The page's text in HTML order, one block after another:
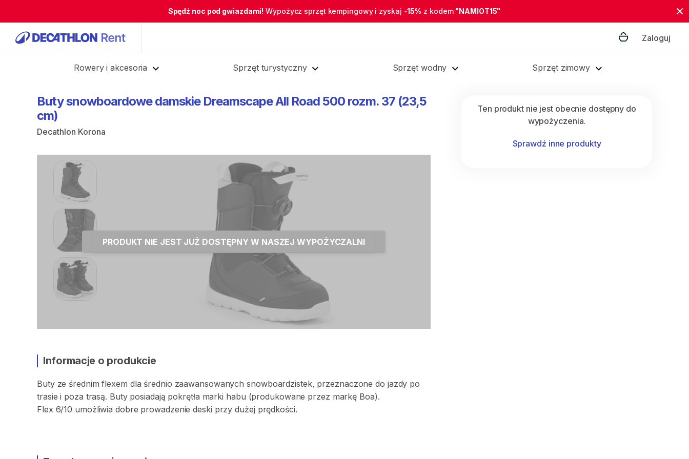
Spędź noc pod gwiazdami! Wypożycz sprzęt kempingowy i zyskaj -15% z kodem "NAMIOT15"
Zaloguj
Rowery i akcesoria Sprzęt turystyczny Sprzęt wodny Sprzęt zimowy
Butysnowboardowe damskie DreamscapeAll Road 500 rozm. 37 (23​,​5
cm)
Decathlon Korona
PRODUKT NIE JEST JUŻ DOSTĘPNY W NASZEJ WYPOŻYCZALNI
Informacje o produkcie
Buty ze średnim flexem dla średnio zaawansowanych snowboardzistek​,​ przeznaczone do jazdy po
trasie i poza trasą. Buty posiadają pokrętła marki habu (produkowane przez markę Boa).
Flex 6​/​10 umożliwia dobre prowadzenie deski przy dużej prędkości.
Ten produkt nie jest obecnie dostępny do
wypożyczenia.
Sprawdź inne produkty